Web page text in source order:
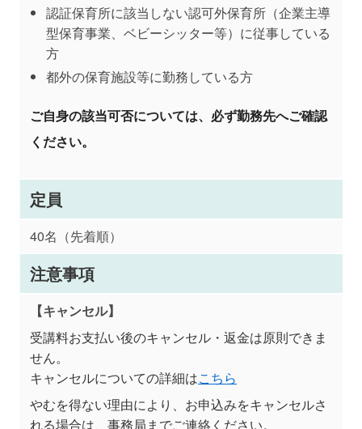
認証保育所に該当しない認可外保育所（企業主導
型保育事業、ベビーシッター等）に従事している
方
都外の保育施設等に勤務している方
ご自身の該当可否については、必ず勤務先へご確認
ください。
定員
40名（先着順）
注意事項
【キャンセル】
受講料お支払い後のキャンセル・返金は原則できま
せん。
キャンセルについての詳細はこちら
やむを得ない理由により、お申込みをキャンセルさ
れる場合は、事務局までご連絡ください。